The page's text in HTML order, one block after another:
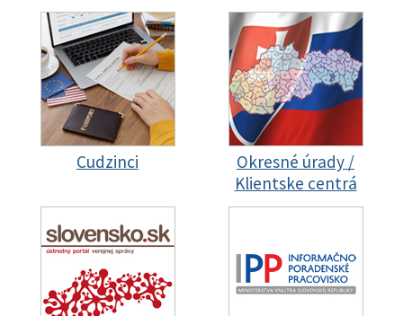
Cudzinci
Okresné úrady /
Klientske centrá